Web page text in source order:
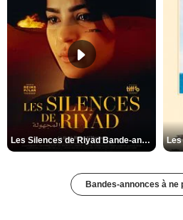
Les Silences de Riyad Bande-annonce VO STFR
Bandes-annonces à ne